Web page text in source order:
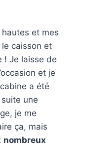
hautes et mes
caisson et
! Je laisse de
et je
a été
une
je me
ça, mais
nombreux